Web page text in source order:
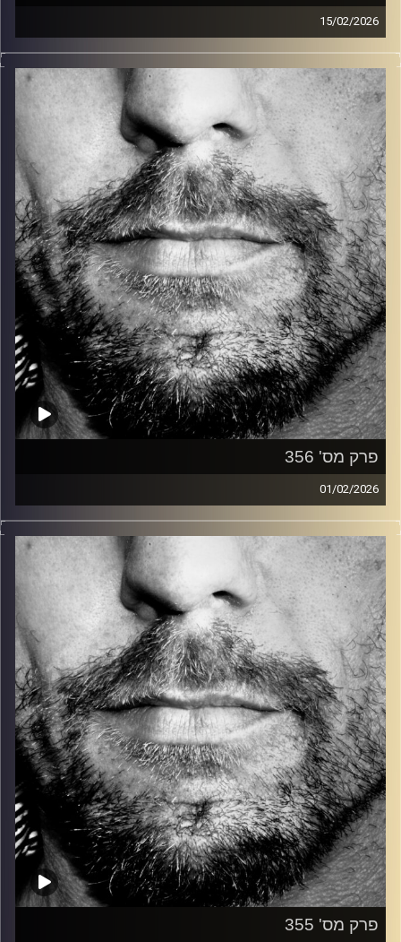
15/02/2026
זיפים, מוזיקה מחוספסת של הופעות חיות. הרבה ג'אם, רוק,
בלוז, bluegrass, ג'אז, Fאנק, פרוגרסיב ואפילו אלקטרוניקה.
כל מה שחי, אמיתי ונושם.
עם שמוליק רגב.
קרדיט תמונות: David Goehring
פרק מס' 356
01/02/2026
זיפים, מוזיקה מחוספסת של הופעות חיות. הרבה ג'אם, רוק,
בלוז, bluegrass, ג'אז, Fאנק, פרוגרסיב ואפילו אלקטרוניקה.
כל מה שחי, אמיתי ונושם.
עם שמוליק רגב.
קרדיט תמונות: David Goehring
פרק מס' 355